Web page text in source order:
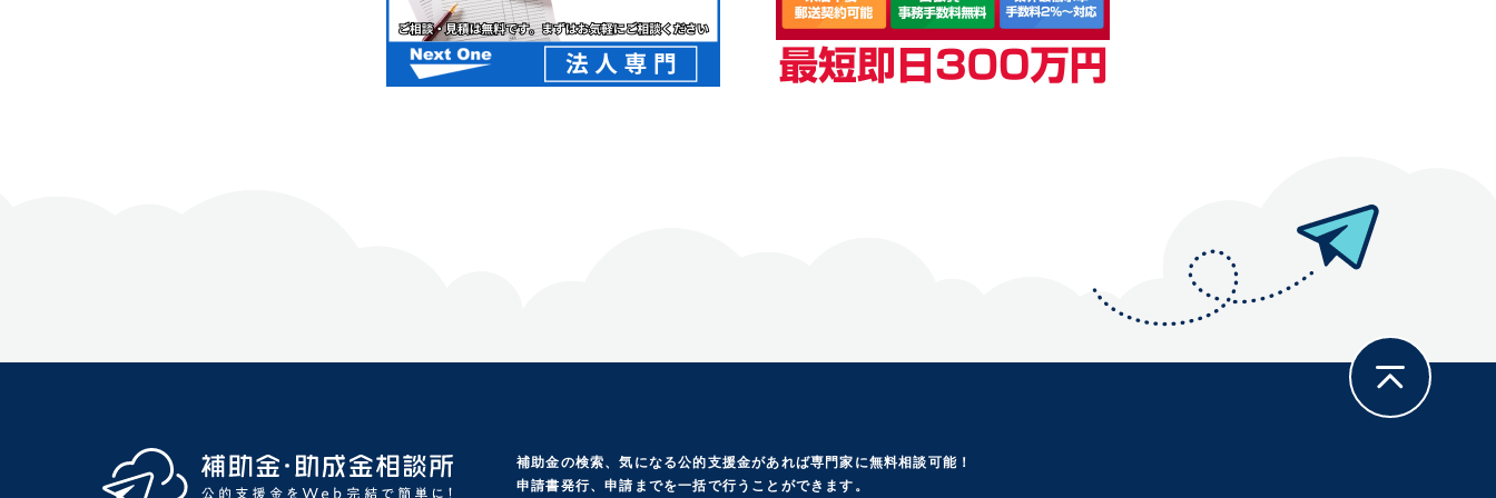
補助金の検索、気になる公的支援金があれば専門家に無料相談可能！
申請書発行、申請までを一括で行うことができます。